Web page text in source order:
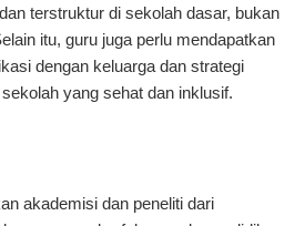
terstruktur di sekolah dasar, bukan
itu, guru juga perlu mendapatkan
dengan keluarga dan strategi
yang sehat dan inklusif.
akademisi dan peneliti dari